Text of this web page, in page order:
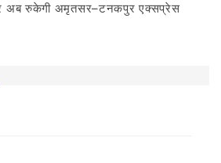
अब रुकेगी अमृतसर–टनकपुर एक्सप्रेस